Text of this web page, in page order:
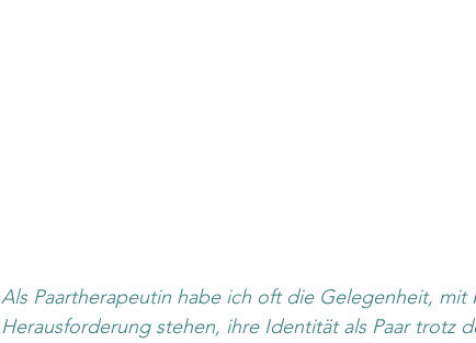
Als Paartherapeutin habe ich oft die Gelegenheit,
Herausforderung stehen, ihre Identität als Paar trotz